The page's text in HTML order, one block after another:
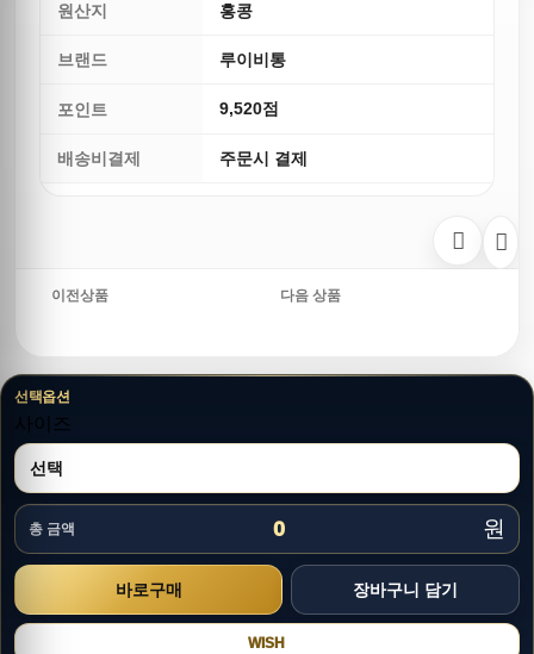
원산지 홍콩
브랜드 루이비통
포인트 9,520점
배송비결제 주문시 결제
이전상품 다음 상품
선택옵션
사이즈
총 금액 0 원
WISH